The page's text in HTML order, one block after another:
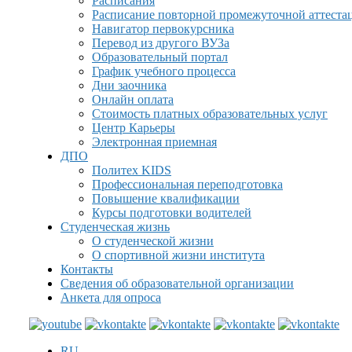
Расписание повторной промежуточной
Навигатор первокурсника
Перевод из другого ВУЗа
Образовательный портал
График учебного процесса
Дни заочника
Онлайн оплата
Стоимость платных образовательных услуг
Центр Карьеры
Электронная приемная
ДПО
Политех KIDS
Профессиональная переподготовка
Повышение квалификации
Курсы подготовки водителей
Студенческая жизнь
О студенческой жизни
О спортивной жизни института
Контакты
Сведения об образовательной организации
Анкета для опроса